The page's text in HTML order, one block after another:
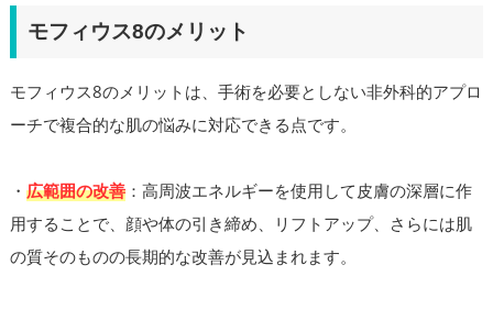
モフィウス8のメリット
モフィウス8のメリットは、手術を必要としない非外科的アプロ
ーチで複合的な肌の悩みに対応できる点です。
・ 広範囲の改善：高周波エネルギーを使用して皮膚の深層に作
用することで、顔や体の引き締め、リフトアップ、さらには肌
の質そのものの長期的な改善が見込まれます。